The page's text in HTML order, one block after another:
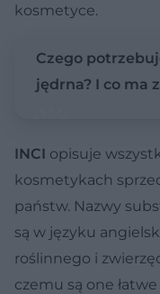
kosmetyce.
Czego
jędrna? I co ma
INCI opisuje
kosmetykach
państw. Nazwy
są w języku
roślinnego i
czemu są one